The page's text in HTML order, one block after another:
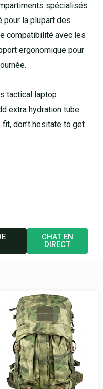
spécialisés
pour la plupart des
compatibilité avec les
ergonomique pour
tactical laptop
extra hydration tube
don’t hesitate to get
CHAT EN
DIRECT